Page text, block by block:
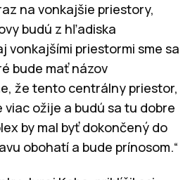
na vonkajšie priestory,
budú z hľadiska
vonkajšími priestormi sme sa
bude mať názov
že tento centrálny priestor,
ožije a budú sa tu dobre
by mal byť dokončený do
obohatí a bude prínosom.“